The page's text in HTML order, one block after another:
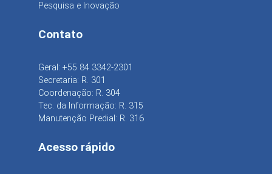
Pesquisa e Inovação
Contato
Geral: +55 84 3342-2301
Secretaria: R. 301
Coordenação: R. 304
Tec. da Informação: R. 315
Manutenção Predial: R. 316
Acesso rápido